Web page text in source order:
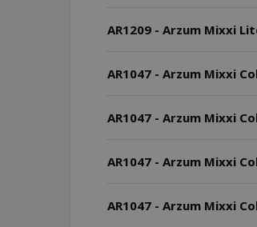
AR1209 - Arzum Mixxi
AR1047 - Arzum Mixxi
AR1047 - Arzum Mixxi
AR1047 - Arzum Mixxi
AR1047 - Arzum Mixxi